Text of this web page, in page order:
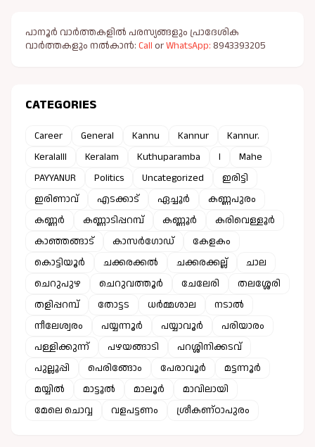
പാനൂർ വാർത്തകളിൽ പരസ്യങ്ങളും പ്രാദേശിക
വാർത്തകളും നൽകാൻ: Call orWhatsApp: 8943393205
CATEGORIES
Career General Kannu Kannur
Kannur.
Keralalll
Keralam Kuthuparamba l
Mahe
PAYYANUR
Politics Uncategorized
ഇരിട്ടി
ഇരിണാവ്
എടക്കാട് ഏച്ചൂർ
കണ്ണപുരം
കണ്ണർ
കണ്ണാടിപ്പറമ്പ് കണ്ണൂർ
കരിവെള്ളൂർ
കാഞ്ഞങ്ങാട്
കാസർഗോഡ്
കേളകം
കൊട്ടിയൂർ
ചക്കരക്കൽ ചക്കരക്കല്ല്
ചാല
ചെറുപുഴ
ചെറുവത്തൂർ ചേലേരി
തലശ്ശേരി
തളിപ്പറമ്പ്
തോട്ടട ധർമ്മശാല
നടാൽ
നീലേശ്വരം
പയ്യന്നൂർ പയ്യാവൂർ
പരിയാരം
പള്ളിക്കുന്ന്
പഴയങ്ങാടി
പറശ്ശിനിക്കടവ്
പുല്ലൂപ്പി
പെരിങ്ങോം പേരാവൂർ
മട്ടന്നൂർ
മയ്യിൽ
മാട്ടൂൽ മാലൂർ
മാവിലായി
മേലെ ചൊവ്വ
വളപട്ടണം ശ്രീകണ്ഠാപുരം